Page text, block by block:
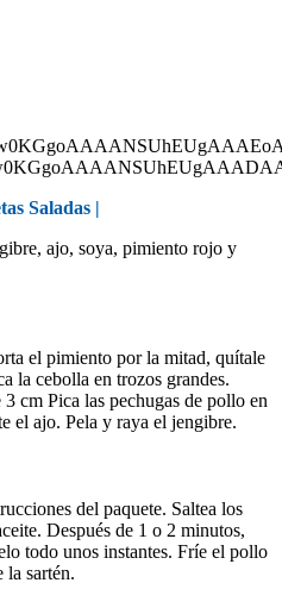
Saladas |
ajo, soya, pimiento rojo y
el pimiento por la mitad, quítale
la cebolla en trozos grandes.
cm Pica las pechugas de pollo en
el ajo. Pela y raya el jengibre.
del paquete. Saltea los
Después de 1 o 2 minutos,
todo unos instantes. Fríe el pollo
la sartén.